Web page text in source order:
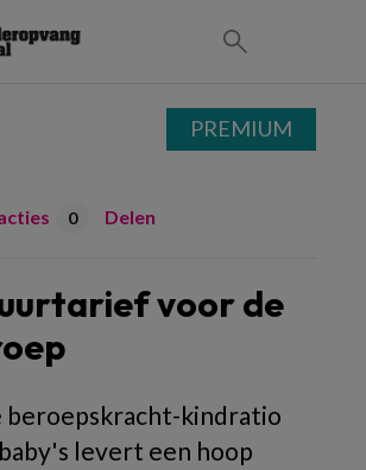
0 Delen
voor de
beroepskracht-kindratio
levert een hoop
PREMIUM